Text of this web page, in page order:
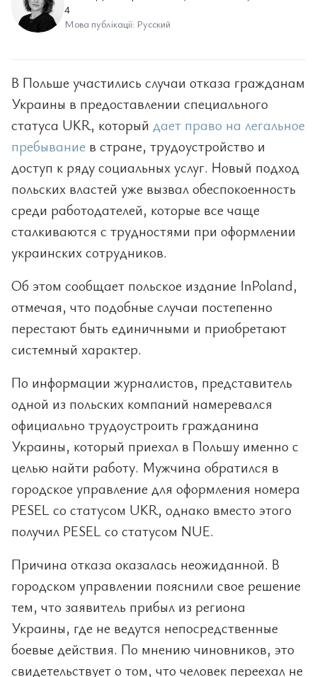
4
Мова публікації: Русский
В Польше участились случаи отказа гражданам
Украины в предоставлении специального
статуса UKR, который дает право на легальное
пребывание в стране, трудоустройство и
доступ к ряду социальных услуг. Новый подход
польских властей уже вызвал обеспокоенность
среди работодателей, которые все чаще
сталкиваются с трудностями при оформлении
украинских сотрудников.
Об этом сообщает польское издание InPoland,
отмечая, что подобные случаи постепенно
перестают быть единичными и приобретают
системный характер.
По информации журналистов, представитель
одной из польских компаний намеревался
официально трудоустроить гражданина
Украины, который приехал в Польшу именно с
целью найти работу. Мужчина обратился в
городское управление для оформления номера
PESEL со статусом UKR, однако вместо этого
получил PESEL со статусом NUE.
Причина отказа оказалась неожиданной. В
городском управлении пояснили свое решение
тем, что заявитель прибыл из региона
Украины, где не ведутся непосредственные
боевые действия. По мнению чиновников, это
свидетельствует о том, что человек переехал не